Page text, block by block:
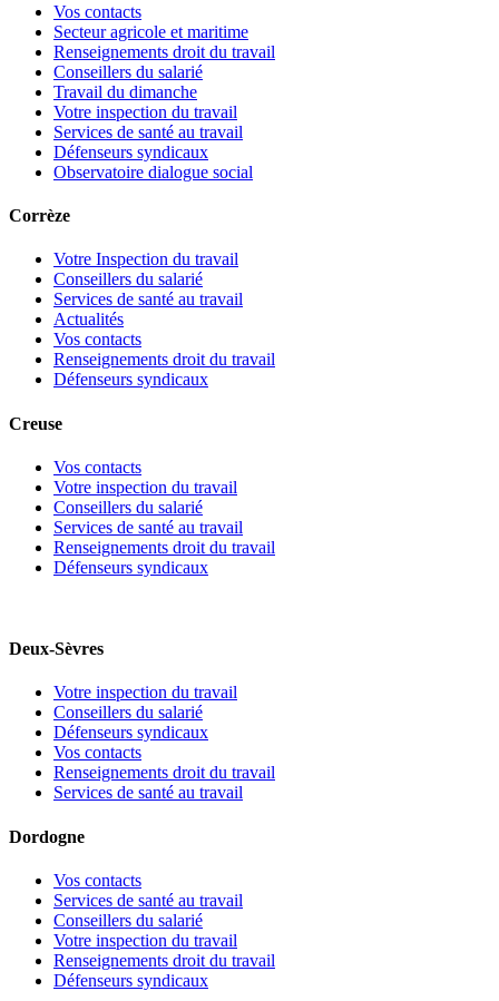
Vos contacts
Secteur agricole et maritime
Renseignements droit du travail
Conseillers du salarié
Travail du dimanche
Votre inspection du travail
Services de santé au travail
Défenseurs syndicaux
Observatoire dialogue social
Corrèze
Votre Inspection du travail
Conseillers du salarié
Services de santé au travail
Actualités
Vos contacts
Renseignements droit du travail
Défenseurs syndicaux
Creuse
Vos contacts
Votre inspection du travail
Conseillers du salarié
Services de santé au travail
Renseignements droit du travail
Défenseurs syndicaux
Deux-Sèvres
Votre inspection du travail
Conseillers du salarié
Défenseurs syndicaux
Vos contacts
Renseignements droit du travail
Services de santé au travail
Dordogne
Vos contacts
Services de santé au travail
Conseillers du salarié
Votre inspection du travail
Renseignements droit du travail
Défenseurs syndicaux